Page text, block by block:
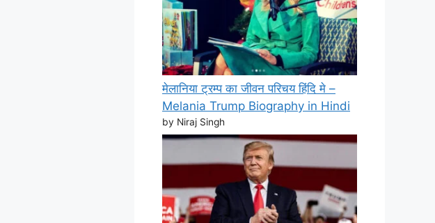
मेलानिया ट्रम्प का जीवन परिचय हिंदि मे –
Melania Trump Biography in Hindi
by Niraj Singh